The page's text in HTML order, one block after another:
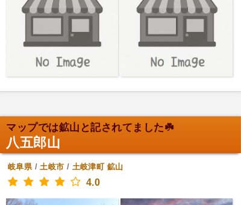
マップでは鉱山と記されてました☘️
八五郎山
岐阜県/土岐市 / 土岐津町 鉱山
4.0